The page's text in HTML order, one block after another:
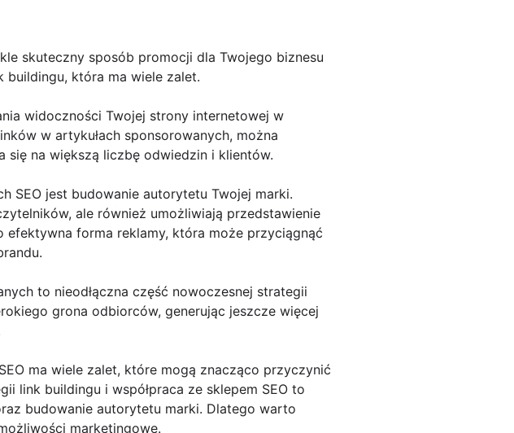
skuteczny sposób promocji dla Twojego biznesu
buildingu, która ma wiele zalet.
widoczności Twojej strony internetowej w
w artykułach sponsorowanych, można
się na większą liczbę odwiedzin i klientów.
SEO jest budowanie autorytetu Twojej marki.
ale również umożliwiają przedstawienie
forma reklamy, która może przyciągnąć
to nieodłączna część nowoczesnej strategii
grona odbiorców, generując jeszcze więcej
ma wiele zalet, które mogą znacząco przyczynić
link buildingu i współpraca ze sklepem SEO to
budowanie autorytetu marki. Dlatego warto
marketingowe.